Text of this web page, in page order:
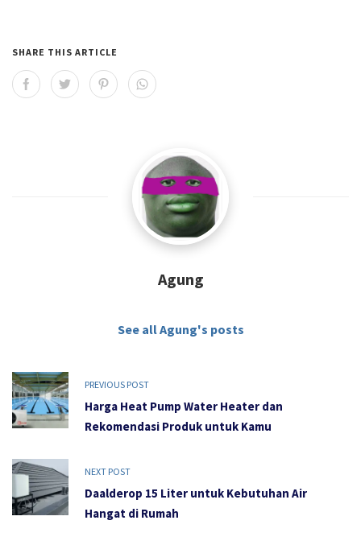
SHARE THIS ARTICLE
Agung
See all Agung's posts
PREVIOUS POST
Harga Heat Pump Water Heater dan
Rekomendasi Produk untuk Kamu
NEXT POST
Daalderop 15 Liter untuk Kebutuhan Air
Hangat di Rumah